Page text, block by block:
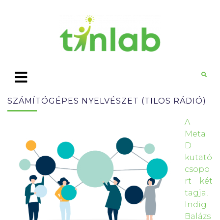
SZÁMÍTÓGÉPES NYELVÉSZET (TILOS RÁDIÓ)
A
MetaI
D
kutató
csopo
rt két
tagja,
Indig
Balázs